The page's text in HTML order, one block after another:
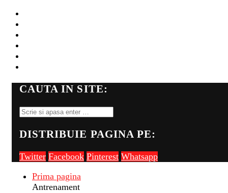
CAUTA IN SITE:
DISTRIBUIE PAGINA PE:
Twitter Facebook Pinterest Whatsapp
Prima pagina
Antrenament